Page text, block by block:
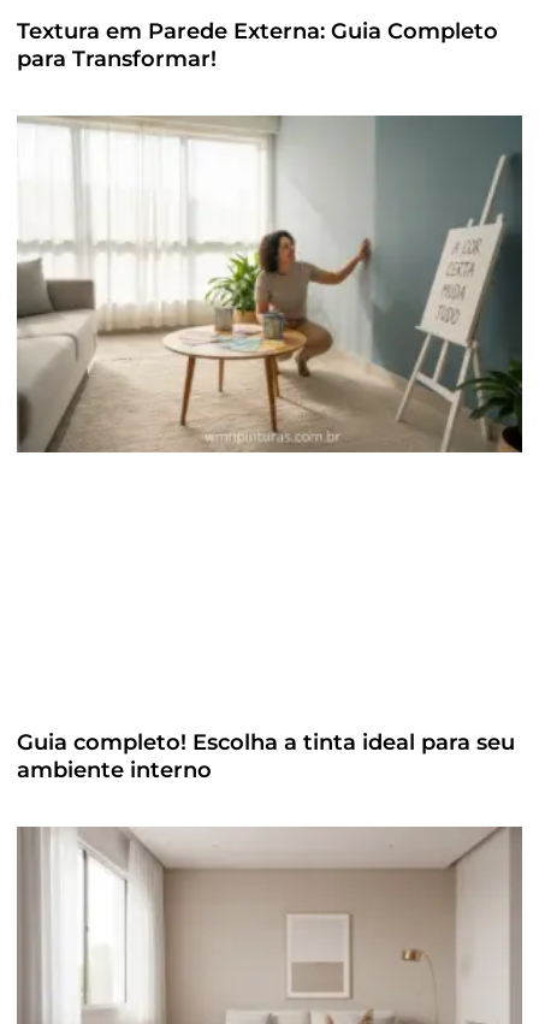
Textura em Parede Externa: Guia Completo
para Transformar!
Guia completo! Escolha a tinta ideal para seu
ambiente interno